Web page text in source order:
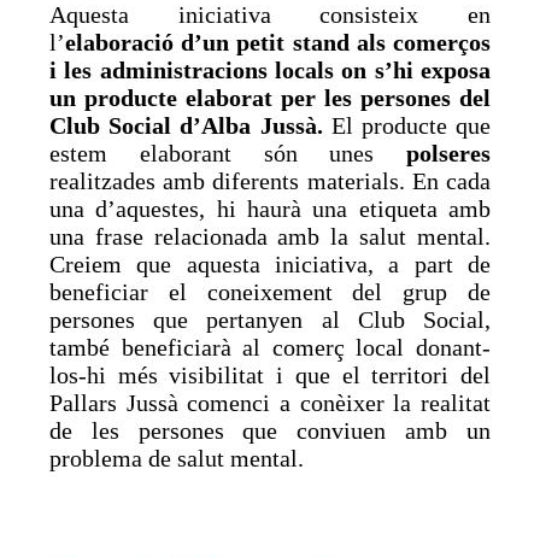
Aquesta iniciativa consisteix en
l’elaboració d’un petit stand als comerços
i les administracions locals on s’hi exposa
un producte elaborat per les persones del
Club Social d’Alba Jussà. El producte que
estem elaborant són unespolseres
realitzades amb diferents materials. En cada
una d’aquestes, hi haurà una etiqueta amb
una frase relacionada amb la salut mental.
Creiem que aquesta iniciativa, a part de
beneficiar el coneixement del grup de
persones que pertanyen al Club Social,
també beneficiarà al comerç local donant-
los-hi més visibilitat i que el territori del
Pallars Jussà comenci a conèixer la realitat
de les persones que conviuen amb un
problema de salut mental.